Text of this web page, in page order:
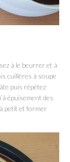
à le beurrer et à
cuillères à soupe
puis répétez
épuisement des
petit et former